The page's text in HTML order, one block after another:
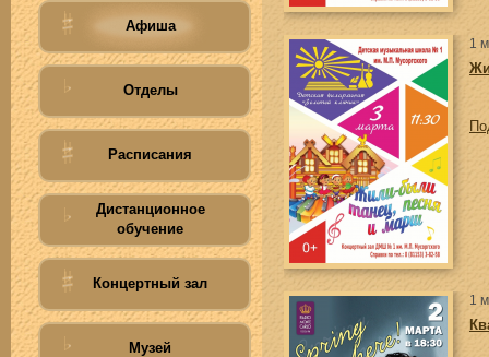
Афиша
Отделы
Расписания
Дистанционное
обучение
Концертный зал
Музей
1
1